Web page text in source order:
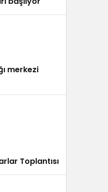
merkezi
Toplantısı